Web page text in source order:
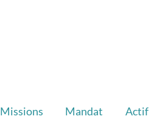
Missions Mandat Actif